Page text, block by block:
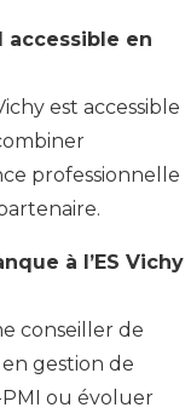
accessible en
est accessible
professionnelle
à l’ES Vichy
conseiller de
gestion de
PMI ou évoluer